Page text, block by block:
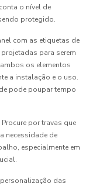
o nível de
protegido.
com as etiquetas de
para serem
os elementos
a instalação e o uso.
pode poupar tempo
por travas que
necessidade de
especialmente em
das